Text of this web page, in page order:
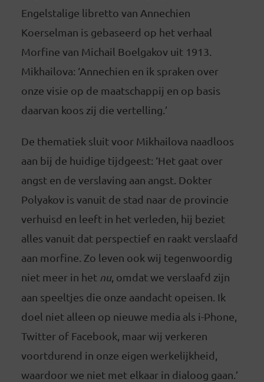
Engelstalige libretto van Annechien
Koerselman is gebaseerd op het verhaal
Morfine van Michail Boelgakov uit 1913.
Mikhailova: ‘Annechien en ik spraken over
onze visie op de maatschappij en op basis
daarvan koos zij die vertelling.’
De thematiek sluit voor Mikhailova naadloos
aan bij de huidige tijdgeest: ‘Het gaat over
angst en de verslaving aan angst. Dokter
Polyakov is vanuit de stad naar de provincie
verhuisd en leeft in het verleden, hij beziet
alles vanuit dat perspectief en raakt verslaafd
aan morfine. Zo leven ook wij tegenwoordig
niet meer in het nu, omdat we verslaafd zijn
aan speeltjes die onze aandacht opeisen. Ik
doel niet alleen op nieuwe media als i-Phone,
Twitter of Facebook, maar wij verkeren
voortdurend in onze eigen werkelijkheid,
waardoor we niet met elkaar in dialoog gaan.’